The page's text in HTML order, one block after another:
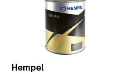
Hempel